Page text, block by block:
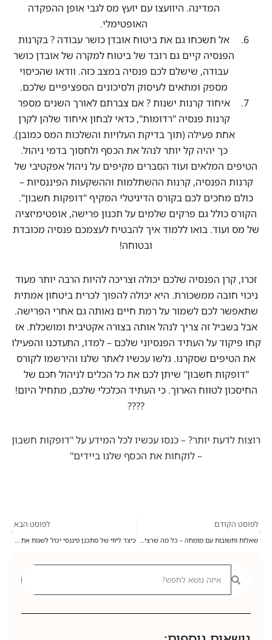
המדינה. היוועצו עם יועץ מס לגבי אופן ההפקדה
האופטימלי.
אל תשכחו גם את ביטוח אובדן כושר עבודה ?️ בקרנות
הפנסיה קיים גם רובד של ביטוח למקרה של אובדן כושר
עבודה, שישלם לכם פנסיה במצב כזה. וודאו שהכיסוי
מספק ומתאים לעיסוק ולסיכונים הספציפיים שלכם.
איחוד קרנות ישנות ? אם צברתם לאורך השנים מספר
קרנות פנסיה "רדומות", כדאי לבחון איחוד שלהן לקרן
אחת פעילה (תוך בדיקת העלויות והשלכות המס כמובן).
כך יהיה קל יותר לנהל את הכסף ולחסוך בדמי ניהול.
הטיפים המלאים ועוד הסברים מקיפים על ניהול אפקטיבי של
קרנות הפנסיה, קרנות ההשתלמות וההשקעות הפיננסיות –
כולם מחכים לכם בקורס הדיגיטלי המקיף "דופקות חשבון".
הקורס כולל גם פרקים שלמים על תכנון פרישה, אופטימיזציה
של מס ועוד. בואו ללמוד איך להבטיח לעצמכם פנסיה מכובדת
ובטוחה!
זכרו, קרן הפנסיה שלכם יכולה וצריכה להיות הרבה יותר מעוד
ניכוי חובה ממשכורת. היא יכולה להפוך לכרית ביטחון אמתית
שתאפשר לכם לשמור על רמת חיים נאותה גם אחרי הפרישה.
אבל בשביל זה צריך לנהל אותה בצורה אקטיבית ומושכלת. אז
קחו פיקוד על העתיד הפנסיוני שלכם – למדו, התעדכנו והפעילו
את הטיפים שסקרנו. גלשו עכשיו לאתר שלנו והירשמו לקורס
"דופקות חשבון" שיתן לכם את כל הכלים לניהול חכם של
החיסכון לטווח הארוך. כי העתיד הכלכלי שלכם, מתחיל היום!
????
רוצות לדעת יותר? – כנסו עכשיו לכל המידע על "דופקות חשבון
– לוקחות את הכסף שלנו ביידים"
לפוסט הקודם
שאלות ותשובות עם מומחה – כל מה שרצית לדעת על שוק ההון ולא העזת לשאול
לפוסט הבא
כיצד ליווי של מתכנן פיננסי יכול לשנות את חייך